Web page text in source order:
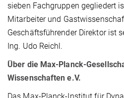
sieben Fachgruppen gegliedert
Mitarbeiter und
Geschäftsführender Direktor ist
Ing. Udo Reichl.
Über die Max-Planck-
Wissenschaften e.V.